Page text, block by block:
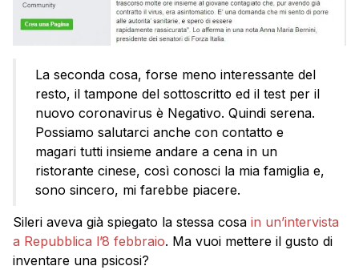
La seconda cosa, forse meno interessante del
resto, il tampone del sottoscritto ed il test per il
nuovo coronavirus è Negativo. Quindi serena.
Possiamo salutarci anche con contatto e
magari tutti insieme andare a cena in un
ristorante cinese, così conosci la mia famiglia e,
sono sincero, mi farebbe piacere.
Sileri aveva già spiegato la stessa cosa in un’intervista
a Repubblica l’8 febbraio. Ma vuoi mettere il gusto di
inventare una psicosi?